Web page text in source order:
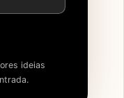
ideias